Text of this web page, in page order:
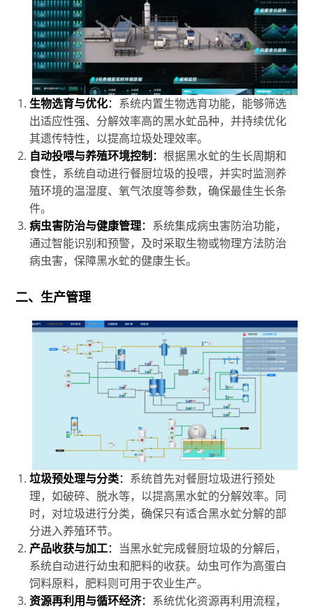
生物选育与优化： 系统内置生物选育功能，能够筛选
出适应性强、分解效率高的黑水虻品种，并持续优化
其遗传特性，以提高垃圾处理效率。
自动投喂与养殖环境控制 ：根据黑水虻的生长周期和
食性，系统自动进行餐厨垃圾的投喂，并实时监测养
殖环境的温湿度、氧气浓度等参数，确保最佳生长条
件。
病虫害防治与健康管理： 系统集成病虫害防治功能，
通过智能识别和预警，及时采取生物或物理方法防治
病虫害，保障黑水虻的健康生长。
二、生产管理
垃圾预处理与分类： 系统首先对餐厨垃圾进行预处
理，如破碎、脱水等，以提高黑水虻的分解效率。同
时，对垃圾进行分类，确保只有适合黑水虻分解的部
分进入养殖环节。
产品收获与加工： 当黑水虻完成餐厨垃圾的分解后，
系统自动进行幼虫和肥料的收获。幼虫可作为高蛋白
饲料原料，肥料则可用于农业生产。
资源再利用与循环经济： 系统优化资源再利用流程，